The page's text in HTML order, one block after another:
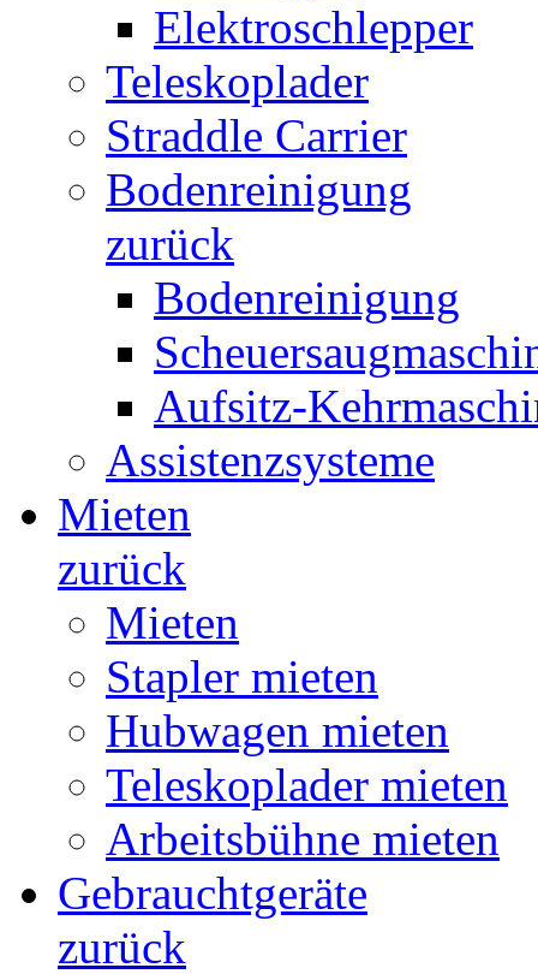
Elektroschlepper
Teleskoplader
Straddle Carrier
Bodenreinigung
zurück
Bodenreinigung
Aufsitz-
Assistenzsysteme
Mieten
zurück
Mieten
Stapler mieten
Hubwagen mieten
Teleskoplader mieten
Arbeitsbühne mieten
Gebrauchtgeräte
zurück